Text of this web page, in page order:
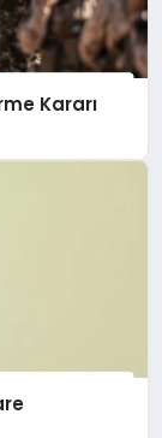
Kararı